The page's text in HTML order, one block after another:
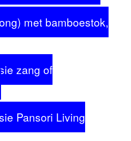
met bamboestok,
zang of
Pansori Living